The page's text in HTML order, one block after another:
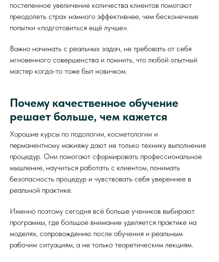
постепенное увеличение количества клиентов помогают
преодолеть страх намного эффективнее, чем бесконечные
попытки «подготовиться ещё лучше».
Важно начинать с реальных задач, не требовать от себя
мгновенного совершенства и помнить, что любой опытный
мастер когда-то тоже был новичком.
Почему качественное обучение
решает больше, чем кажется
Хорошие курсы по подологии, косметологии и
перманентному макияжу дают не только технику выполнения
процедур. Они помогают сформировать профессиональное
мышление, научиться работать с клиентом, понимать
безопасность процедур и чувствовать себя увереннее в
реальной практике.
Именно поэтому сегодня всё больше учеников выбирают
программы, где большое внимание уделяется практике на
моделях, сопровождению после обучения и реальным
рабочим ситуациям, а не только теоретическим лекциям.